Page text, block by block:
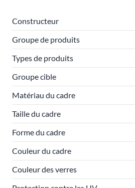
Constructeur
Groupe de produits
Types de produits
Groupe cible
Matériau du cadre
Taille du cadre
Forme du cadre
Couleur du cadre
Couleur des verres